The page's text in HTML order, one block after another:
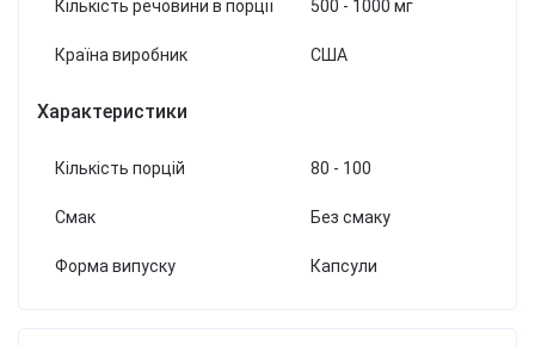
Кількість речовини в порції 500 - 1000 мг
Країна виробник США
Характеристики
Кількість порцій 80 - 100
Смак Без смаку
Форма випуску Капсули